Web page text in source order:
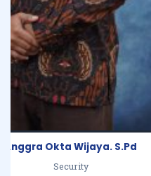
Anik Andriyani, S.Pd
GURU